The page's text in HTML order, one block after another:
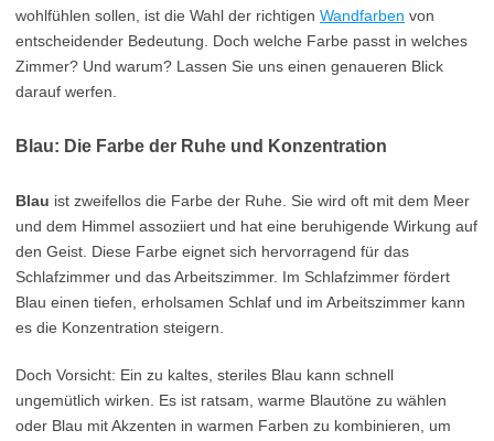
wohlfühlen sollen, ist die Wahl der richtigen Wandfarben von
entscheidender Bedeutung. Doch welche Farbe passt in welches
Zimmer? Und warum? Lassen Sie uns einen genaueren Blick
darauf werfen.
Blau: Die Farbe der Ruhe und Konzentration
Blau ist zweifellos die Farbe der Ruhe. Sie wird oft mit dem Meer
und dem Himmel assoziiert und hat eine beruhigende Wirkung auf
den Geist. Diese Farbe eignet sich hervorragend für das
Schlafzimmer und das Arbeitszimmer. Im Schlafzimmer fördert
Blau einen tiefen, erholsamen Schlaf und im Arbeitszimmer kann
es die Konzentration steigern.
Doch Vorsicht: Ein zu kaltes, steriles Blau kann schnell
ungemütlich wirken. Es ist ratsam, warme Blautöne zu wählen
oder Blau mit Akzenten in warmen Farben zu kombinieren, um